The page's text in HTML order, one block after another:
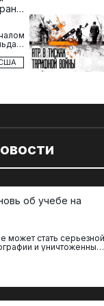
об учебе на
может стать серьезной
и уничтоженных